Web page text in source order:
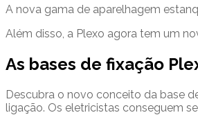
A nova gama de aparelhagem
Além disso, a Plexo agora tem um
As bases de fixação
Descubra o novo conceito da base
ligação. Os eletricistas conseguem